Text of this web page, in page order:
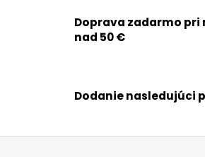
á
i
e
r
Doprava zadarmo pri
nad 50 €
Dodanie nasledujúci
Z